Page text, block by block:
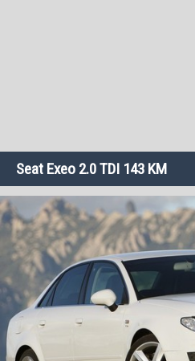
Seat Exeo 2.0 TDI 143 KM